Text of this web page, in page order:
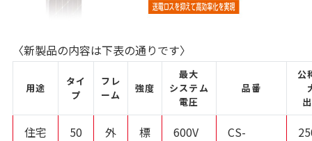
〈新製品の内容は下表の通りです〉
用途
タイ
プ
フレ
ーム
強度
最大
システム
電圧
品番
公
住宅
50
外
標
600V
CS-